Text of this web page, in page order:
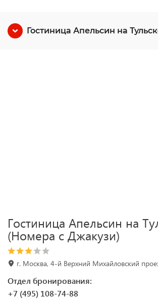
Гостиница Апельсин на
Гостиница Апельсин на
(Номера с Джакузи)
г. Москва, 4-й Верхний Михайловский
Отдел бронирования:
+7 (495) 108-74-88